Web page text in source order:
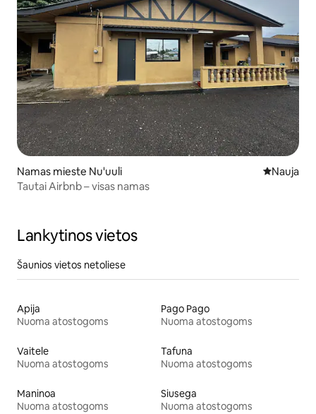
Namas mieste Nu'uuli Nauja
Nauja
Tautai Airbnb – visas namas
Lankytinos vietos
Šaunios vietos netoliese
Apija
Nuoma atostogoms
Pago Pago
Nuoma atostogoms
Vaitele
Nuoma atostogoms
Tafuna
Nuoma atostogoms
Maninoa
Nuoma atostogoms
Siusega
Nuoma atostogoms